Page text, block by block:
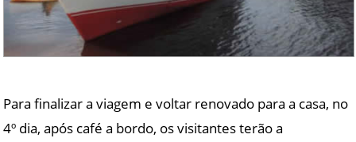
Para finalizar a viagem e voltar renovado para a casa, no
4º dia, após café a bordo, os visitantes terão a